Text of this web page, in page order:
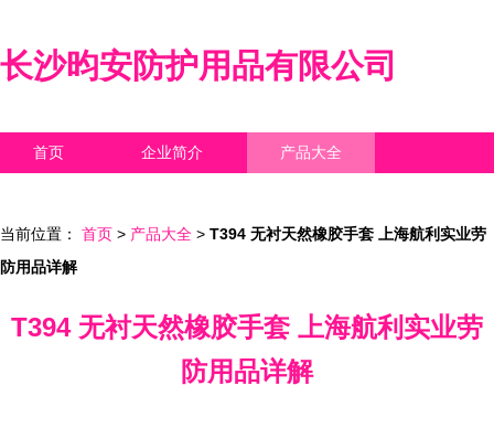
长沙昀安防护用品有限公司
首页 企业简介 产品大全
当前位置： 首页 > 产品大全 > T394 无衬天然橡胶手套 上海航利实业劳
防用品详解
T394 无衬天然橡胶手套 上海航利实业劳
防用品详解